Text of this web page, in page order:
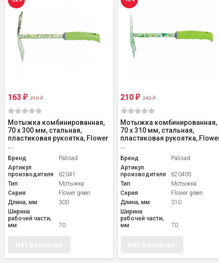
163 ₽ 210₽
Мотыжка комбинированная,
70 х 300 мм, стальная,
пластиковая рукоятка, Flower
...
Бренд
Palisad
Артикул
производителя
62041
Тип
Мотыжка
Серия
Flower green
Длина, мм
300
Ширина
рабочей части,
мм
70
210₽ 242₽
Мотыжка комбинированная,
70 х 310 мм, стальная,
пластиковая рукоятка,
...
Бренд
Palisad
Артикул
производителя
620405
Тип
Мотыжка
Серия
Flower green
Длина, мм
310
Ширина
рабочей части,
мм
70